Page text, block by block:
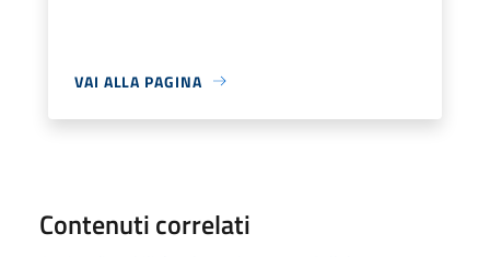
VAI ALLA PAGINA
Contenuti correlati